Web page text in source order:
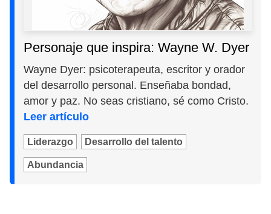
Personaje que inspira: Wayne W. Dyer
Wayne Dyer: psicoterapeuta, escritor y orador
del desarrollo personal. Enseñaba bondad,
amor y paz. No seas cristiano, sé como Cristo.
Leer artículo
Liderazgo Desarrollo del talento
Abundancia